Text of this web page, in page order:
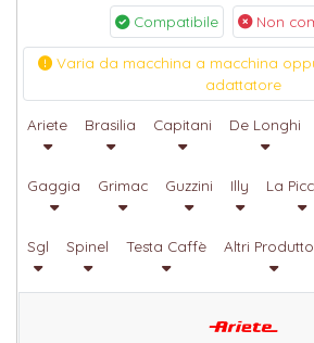
Compatibile Non
Varia da macchina a macchina
adattatore
Ariete Brasilia Capitani De Longhi
Gaggia Grimac Guzzini Illy La
Sgl Spinel Testa Caffè Altri